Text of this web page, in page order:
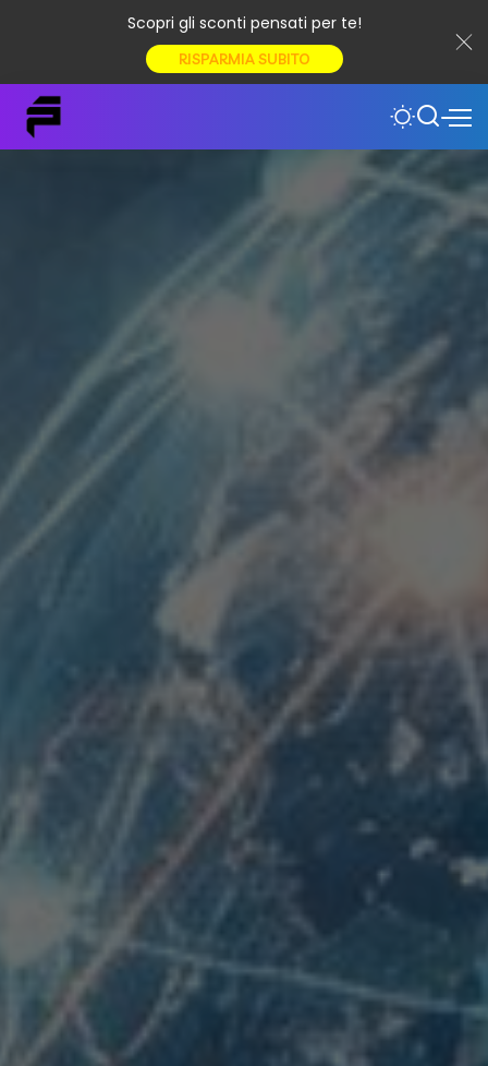
Scopri gli sconti pensati per te!
RISPARMIA SUBITO